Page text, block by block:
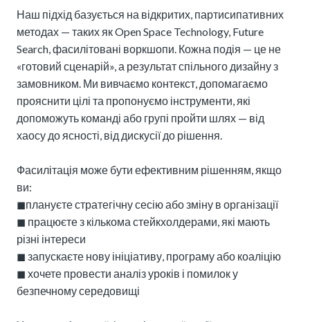
Наш підхід базується на відкритих, партисипативних
методах — таких як Open Space Technology, Future
Search, фасилітовані воркшопи. Кожна подія — це не
«готовий сценарій», а результат спільного дизайну з
замовником. Ми вивчаємо контекст, допомагаємо
прояснити цілі та пропонуємо інструменти, які
допоможуть команді або групі пройти шлях — від
хаосу до ясності, від дискусії до рішення.
Фасилітація може бути ефективним рішенням, якщо
ви:
◼︎плануєте стратегічну сесію або зміну в організації
◼︎ працюєте з кількома стейкхолдерами, які мають
різні інтереси
◼︎ запускаєте нову ініціативу, програму або коаліцію
◼︎ хочете провести аналіз уроків і помилок у
безпечному середовищі